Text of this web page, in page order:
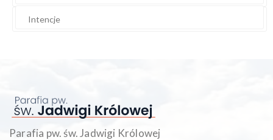
Intencje
Parafia pw. św. Jadwigi Królowej